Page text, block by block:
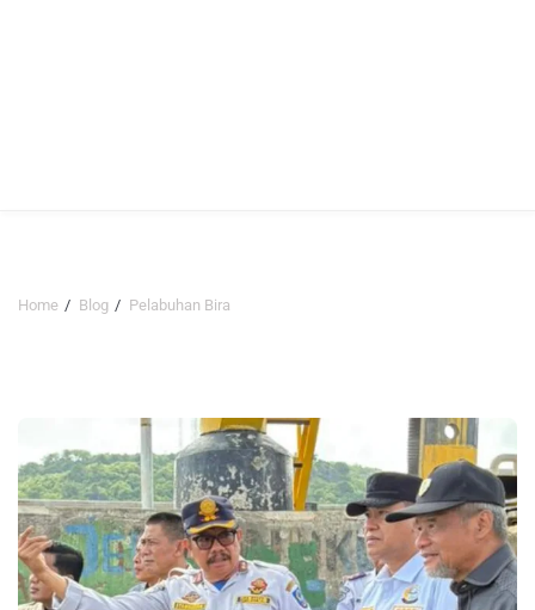
Home Blog Pelabuhan Bira